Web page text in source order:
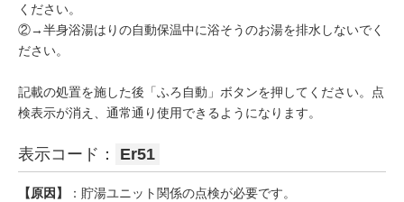
ください。
②→半身浴湯はりの自動保温中に浴そうのお湯を排水しないでく
ださい。
記載の処置を施した後「ふろ自動」ボタンを押してください。点
検表示が消え、通常通り使用できるようになります。
表示コード： Er51
【原因】
：貯湯ユニット関係の点検が必要です。